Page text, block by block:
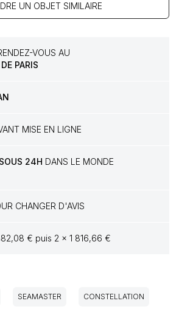
UN OBJET SIMILAIRE
VOUS AU
PARIS
MISE EN LIGNE
24H DANS LE MONDE
CHANGER D'AVIS
€ puis 2 x 1 816,66 €
SEAMASTER CONSTELLATION